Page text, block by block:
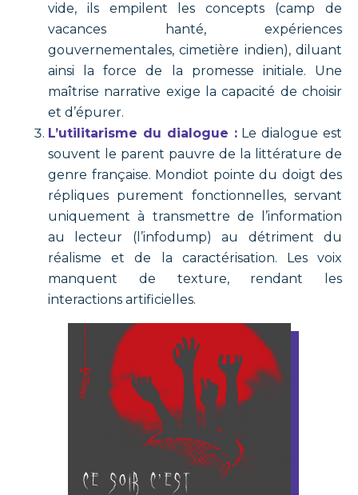
vide, ils empilent les concepts (camp de
vacances hanté, expériences
gouvernementales, cimetière indien), diluant
ainsi la force de la promesse initiale. Une
maîtrise narrative exige la capacité de choisir
et d’épurer.
L’utilitarisme du dialogue :Le dialogue est
souvent le parent pauvre de la littérature de
genre française. Mondiot pointe du doigt des
répliques purement fonctionnelles, servant
uniquement à transmettre de l’information
au lecteur (l’infodump) au détriment du
réalisme et de la caractérisation. Les voix
manquent de texture, rendant les
interactions artificielles.